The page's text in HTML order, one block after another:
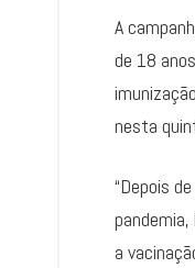
A
de 18
nesta
“Depois
a